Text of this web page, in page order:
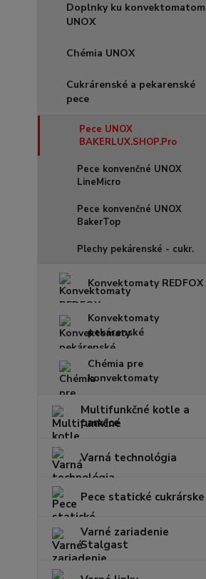
Doplnky ku konvektomatom
UNOX
Chémia UNOX
Cukrárenské a pekarenské
pece
Pece UNOX
BAKERLUX.SHOP.Pro
Pece konvenčné UNOX
LineMicro
Pece konvenčné UNOX
BakerTop
Plechy pekárenské - cukr.
Konvektomaty REDFOX
Konvektomaty
pekárenské
Chémia pre
konvektomaty
Multifunkčné kotle a
panvice
Varná technológia
Pece statické cukrárske
Varné zariadenie
Stalgast